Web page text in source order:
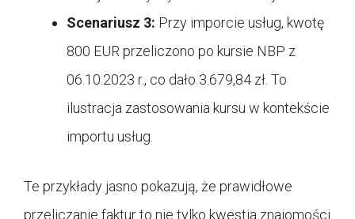
Scenariusz 3: Przy imporcie usług, kwotę
800 EUR przeliczono po kursie NBP z
06.10.2023 r., co dało 3.679,84 zł. To
ilustracja zastosowania kursu w kontekście
importu usług.
Te przykłady jasno pokazują, że prawidłowe
przeliczanie faktur to nie tylko kwestia znajomości